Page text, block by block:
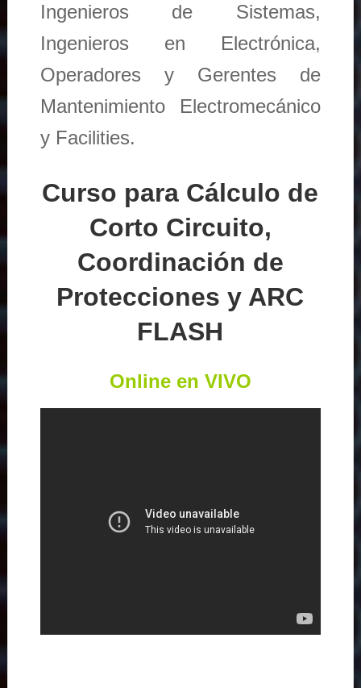
Ingenieros de Sistemas,
Ingenieros en Electrónica,
Operadores y Gerentes de
Mantenimiento Electromecánico
y Facilities.
Curso para Cálculo de
Corto Circuito,
Coordinación de
Protecciones y ARC
FLASH
Online en VIVO